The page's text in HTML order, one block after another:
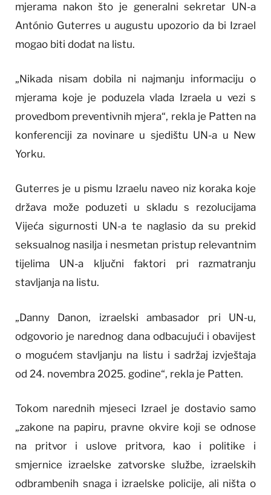
mjerama nakon što je generalni sekretar UN-a
António Guterres u augustu upozorio da bi Izrael
mogao biti dodat na listu.
„Nikada nisam dobila ni najmanju informaciju o
mjerama koje je poduzela vlada Izraela u vezi s
provedbom preventivnih mjera“, rekla je Patten na
konferenciji za novinare u sjedištu UN-a u New
Yorku.
Guterres je u pismu Izraelu naveo niz koraka koje
država može poduzeti u skladu s rezolucijama
Vijeća sigurnosti UN-a te naglasio da su prekid
seksualnog nasilja i nesmetan pristup relevantnim
tijelima UN-a ključni faktori pri razmatranju
stavljanja na listu.
„Danny Danon, izraelski ambasador pri UN-u,
odgovorio je narednog dana odbacujući i obavijest
o mogućem stavljanju na listu i sadržaj izvještaja
od 24. novembra 2025. godine“, rekla je Patten.
Tokom narednih mjeseci Izrael je dostavio samo
„zakone na papiru, pravne okvire koji se odnose
na pritvor i uslove pritvora, kao i politike i
smjernice izraelske zatvorske službe, izraelskih
odbrambenih snaga i izraelske policije, ali ništa o